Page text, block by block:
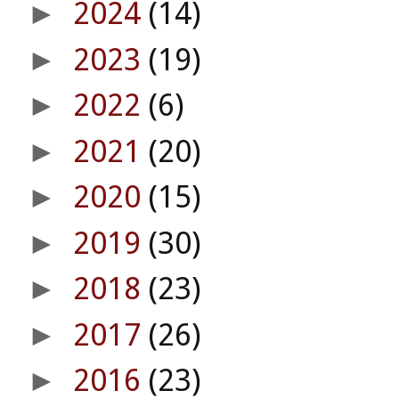
► 2024 (14)
► 2023 (19)
► 2022 (6)
► 2021 (20)
► 2020 (15)
► 2019 (30)
► 2018 (23)
► 2017 (26)
► 2016 (23)